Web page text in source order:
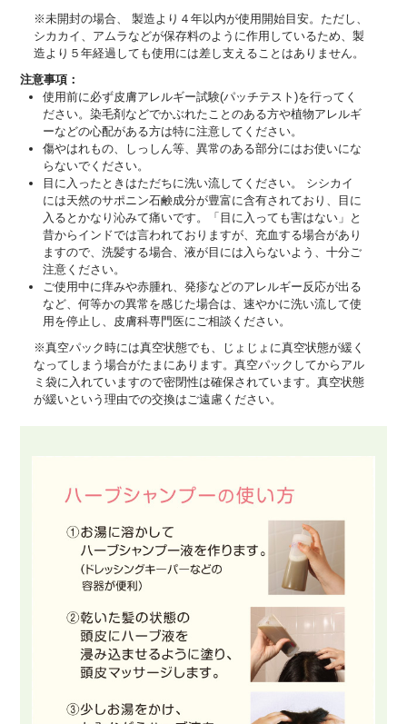
※未開封の場合、 製造より４年以内が使用開始目安。ただし、
シカカイ、アムラなどが保存料のように作用しているため、製
造より５年経過しても使用には差し支えることはありません。
注意事項：
使用前に必ず皮膚アレルギー試験(パッチテスト)を行ってく
ださい。染毛剤などでかぶれたことのある方や植物アレルギ
ーなどの心配がある方は特に注意してください。
傷やはれもの、しっしん等、異常のある部分にはお使いにな
らないでください。
目に入ったときはただちに洗い流してください。 シシカイ
には天然のサポニン石鹸成分が豊富に含有されており、目に
入るとかなり沁みて痛いです。「目に入っても害はない」と
昔からインドでは言われておりますが、充血する場合があり
ますので、洗髪する場合、液が目には入らないよう、十分ご
注意ください。
ご使用中に痒みや赤腫れ、発疹などのアレルギー反応が出る
など、何等かの異常を感じた場合は、速やかに洗い流して使
用を停止し、皮膚科専門医にご相談ください。
※真空パック時には真空状態でも、じょじょに真空状態が緩く
なってしまう場合がたまにあります。真空パックしてからアル
ミ袋に入れていますので密閉性は確保されています。真空状態
が緩いという理由での交換はご遠慮ください。